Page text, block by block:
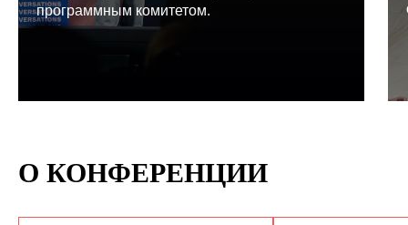
программным комитетом.
О КОНФЕРЕНЦИИ